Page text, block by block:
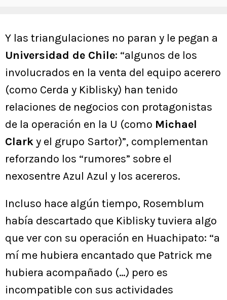
Y las triangulaciones no paran y le pegan a
Universidad de Chile: “algunos de los
involucrados en la venta del equipo acerero
(como Cerda y Kiblisky) han tenido
relaciones de negocios con protagonistas
de la operación en la U (como Michael
Clarky el grupo Sartor)”, complementan
reforzando los “rumores” sobre el
nexosentre Azul Azul y los acereros.
Incluso hace algún tiempo, Rosemblum
había descartado que Kiblisky tuviera algo
que ver con su operación en Huachipato: “a
mí me hubiera encantado que Patrick me
hubiera acompañado (…) pero es
incompatible con sus actividades